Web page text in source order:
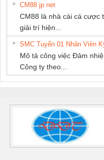
CM88 jp net
CM88 là nhà cái cá cược
giải trí hiện...
SMC Tuyển 01 Nhân Viên
Mô tả công việc Đảm
Công ty theo...